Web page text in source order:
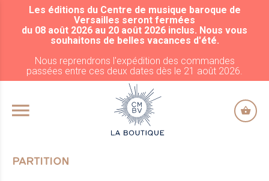
ALLER AU CONTENU PRINCIPAL
Les éditions du Centre de musique baroque de
Versailles seront fermées
du 08 août 2026 au 20 août 2026 inclus. Nous vous
souhaitons de belles vacances d'été.
Nous reprendrons l'expédition des commandes
passées entre ces deux dates dès le 21 août 2026.
PARTITION